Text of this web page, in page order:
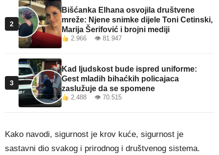
2
Bišćanka Elhana osvojila društvene
mreže: Njene snimke dijele Toni Cetinski,
Marija Šerifović i brojni mediji
2.966 👁 81.947
3
Kad ljudskost bude ispred uniforme:
Gest mladih bihaćkih policajaca
zaslužuje da se spomene
2.488 👁 70.515
Kako navodi, sigurnost je krov kuće, sigurnost je
sastavni dio svakog i prirodnog i društvenog sistema.